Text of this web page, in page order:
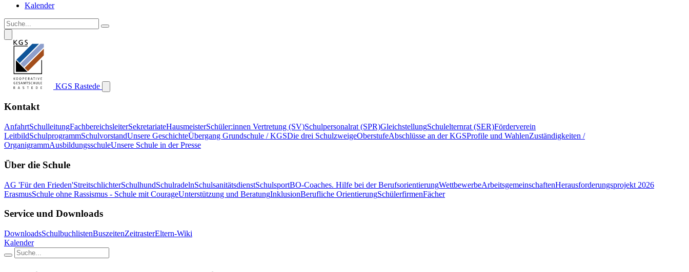
Kalender
KGS Rastede
Kontakt
AnfahrtSchulleitungFachbereichsleiterSekretariateHausmeisterSchüler:innen Vertretung (SV)Schulpersonalrat (SPR)GleichstellungSchulelternrat (SER)Förderverein
LeitbildSchulprogrammSchulvorstandUnsere GeschichteÜbergang Grundschule / KGSDie drei SchulzweigeOberstufeAbschlüsse an der KGSProfile und WahlenZuständigkeiten /
OrganigrammAusbildungsschuleUnsere Schule in der Presse
Über die Schule
AG 'Für den Frieden'StreitschlichterSchulhundSchulradelnSchulsanitätsdienstSchulsportBO-Coaches. Hilfe bei der BerufsorientierungWettbewerbeArbeitsgemeinschaftenHerausforderungsprojekt 2026
ErasmusSchule ohne Rassismus - Schule mit CourageUnterstützung und BeratungInklusionBerufliche OrientierungSchülerfirmenFächer
Service und Downloads
DownloadsSchulbuchlistenBuszeitenZeitrasterEltern-Wiki
Kalender